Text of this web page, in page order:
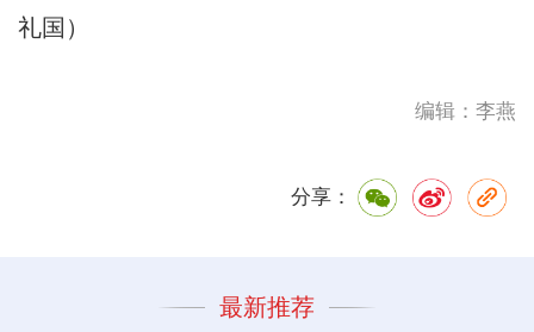
礼国）
编辑：李燕
分享：
最新推荐